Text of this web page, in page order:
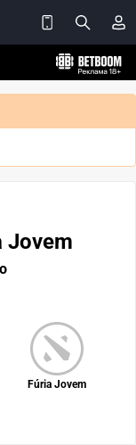
Jovem
Fúria Jovem